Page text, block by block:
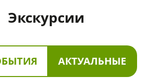
Экскурсии
АКТУАЛЬНЫЕ